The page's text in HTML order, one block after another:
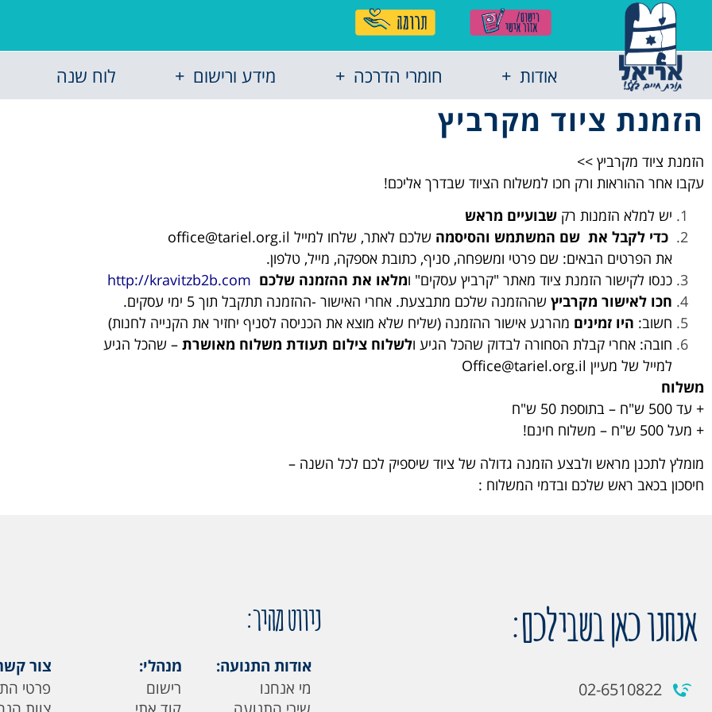
אודות חומרי הדרכה מידע ורישום לוח שנה
הזמנת ציוד מקרביץ
הזמנת ציוד מקרביץ >>
עקבו אחר ההוראות ורק חכו למשלוח הציוד שבדרך אליכם!
יש למלא הזמנות רק שבועיים מראש
כדי לקבל את שם המשתמש והסיסמה
למייל office@tariel.org.il
את הפרטים הבאים: שם פרטי ומשפחה, סניף, כתובת אספקה, מייל, טלפון.
כנסו לקישור הזמנת ציוד מאתר "קרביץ עסקים" ומלאו את ההזמנה שלכם http://kravitzb2b.com
חכו לאישור מקרביץ שההזמנה שלכם מתבצעת. אחרי האישור -ההזמנה תתקבל תוך 5 ימי עסקים.
חשוב: היו זמינים מהרגע אישור ההזמנה (שליח שלא מוצא את הכניסה לסניף יחזיר את הקנייה לחנות)
חובה: אחרי קבלת הסחורה לבדוק שהכל הגיע ולשלוח צילום תעודת משלוח מאושרת – שהכל הגיע
למייל של מעיין Office@tariel.org.il
משלוח
+ עד 500 ש"ח – בתוספת 50 ש"ח
+ מעל 500 ש"ח – משלוח חינם!
מומלץ לתכנן מראש ולבצע הזמנה גדולה של ציוד שיספיק לכם לכל השנה –
חיסכון בכאב ראש שלכם ובדמי המשלוח :
אנחנו כאן בשבילכם:
02-6510822
ניווט מהיר:
אודות התנועה:
מי אנחנו
מנהלי:
רישום
צור
פרטי